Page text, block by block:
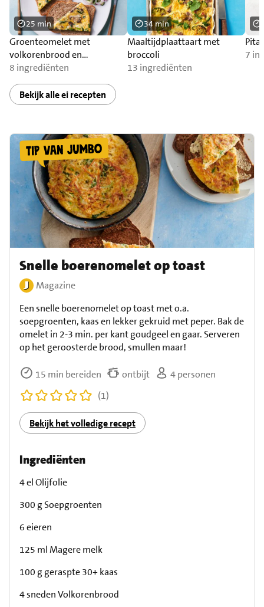
Groenteomelet met
volkorenbrood en
komkommersalade
8 ingrediënten
25 min
Maaltijdplaattaart met
broccoli
13 ingrediënten
34 min
Pita
7
Bekijk alle ei recepten
Snelle boerenomelet op toast
Magazine
Een snelle boerenomelet op toast met o.a.
soepgroenten, kaas en lekker gekruid met peper. Bak de
omelet in 2-3 min. per kant goudgeel en gaar. Serveren
op het geroosterde brood, smullen maar!
15 min bereiden ontbijt
4 personen
(1)
Bekijk het volledige recept
Ingrediënten
4 el Olijfolie
300 g Soepgroenten
6 eieren
125 ml Magere melk
100 g geraspte 30+ kaas
4 sneden Volkorenbrood